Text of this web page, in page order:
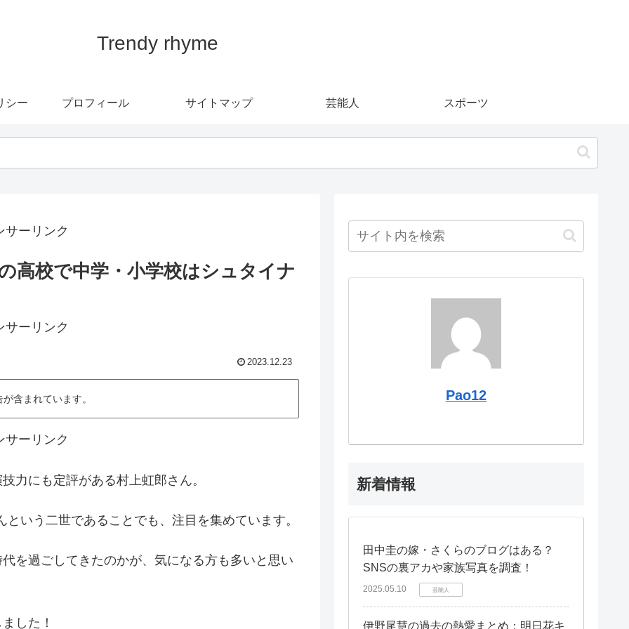
Trendy rhyme
シー プロフィール サイトマップ 芸能人 スポーツ
サーリンク
高校で中学・小学校はシュタイナ
サーリンク
2023.12.23
含まれています。
サーリンク
力にも定評がある村上虹郎さん。
いう二世であることでも、注目を集めています。
を過ごしてきたのかが、気になる方も多いと思い
した！
Pao12
新着情報
田中圭の嫁・さくらのブログはある？
SNSの裏アカや家族写真を調査！
2025.05.10 芸能人
伊野尾慧の過去の熱愛まとめ：明日花キ